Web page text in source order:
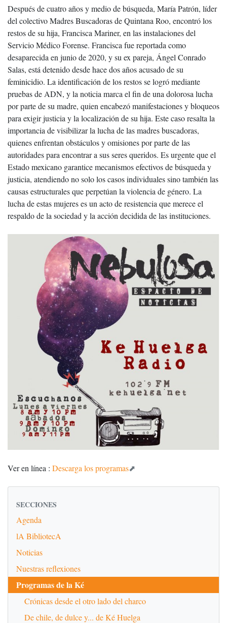
Después de cuatro años y medio de búsqueda, María Patrón, líder
del colectivo Madres Buscadoras de Quintana Roo, encontró los
restos de su hija, Francisca Mariner, en las instalaciones del
Servicio Médico Forense. Francisca fue reportada como
desaparecida en junio de 2020, y su ex pareja, Ángel Conrado
Salas, está detenido desde hace dos años acusado de su
feminicidio. La identificación de los restos se logró mediante
pruebas de ADN, y la noticia marca el fin de una dolorosa lucha
por parte de su madre, quien encabezó manifestaciones y bloqueos
para exigir justicia y la localización de su hija. Este caso resalta la
importancia de visibilizar la lucha de las madres buscadoras,
quienes enfrentan obstáculos y omisiones por parte de las
autoridades para encontrar a sus seres queridos. Es urgente que el
Estado mexicano garantice mecanismos efectivos de búsqueda y
justicia, atendiendo no solo los casos individuales sino también las
causas estructurales que perpetúan la violencia de género. La
lucha de estas mujeres es un acto de resistencia que merece el
respaldo de la sociedad y la acción decidida de las instituciones.
Ver en línea : Descarga los programas
SECCIONES
Agenda
lA BibliotecA
Noticias
Nuestras reflexiones
Programas de la Ké
Crónicas desde el otro lado del charco
De chile, de dulce y... de Ké Huelga